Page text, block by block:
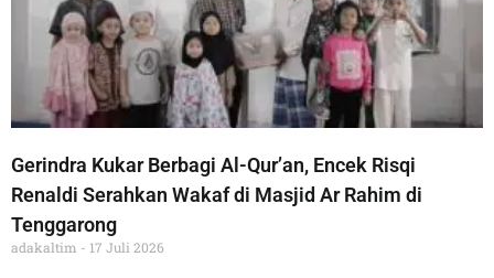
Gerindra Kukar Berbagi Al-Qur’an, Encek Risqi
Renaldi Serahkan Wakaf di Masjid Ar Rahim di
Tenggarong
adakaltim 17 Juli 2026